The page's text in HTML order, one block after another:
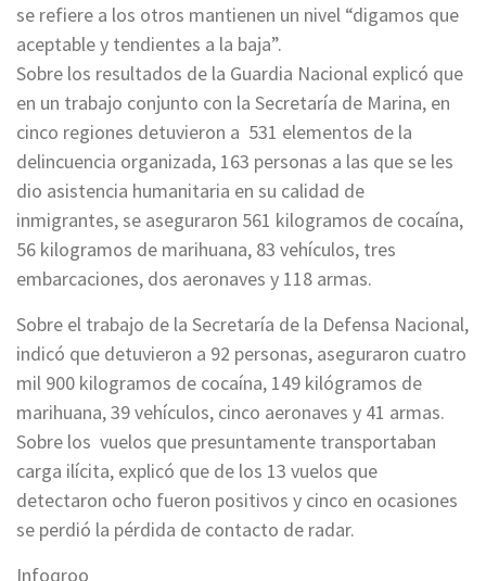
se refiere a los otros mantienen un nivel “digamos que
aceptable y tendientes a la baja”.
Sobre los resultados de la Guardia Nacional explicó que
en un trabajo conjunto con la Secretaría de Marina, en
cinco regiones detuvieron a 531 elementos de la
delincuencia organizada, 163 personas a las que se les
dio asistencia humanitaria en su calidad de
inmigrantes, se aseguraron 561 kilogramos de cocaína,
56 kilogramos de marihuana, 83 vehículos, tres
embarcaciones, dos aeronaves y 118 armas.
Sobre el trabajo de la Secretaría de la Defensa Nacional,
indicó que detuvieron a 92 personas, aseguraron cuatro
mil 900 kilogramos de cocaína, 149 kilógramos de
marihuana, 39 vehículos, cinco aeronaves y 41 armas.
Sobre los vuelos que presuntamente transportaban
carga ilícita, explicó que de los 13 vuelos que
detectaron ocho fueron positivos y cinco en ocasiones
se perdió la pérdida de contacto de radar.
Infoqroo